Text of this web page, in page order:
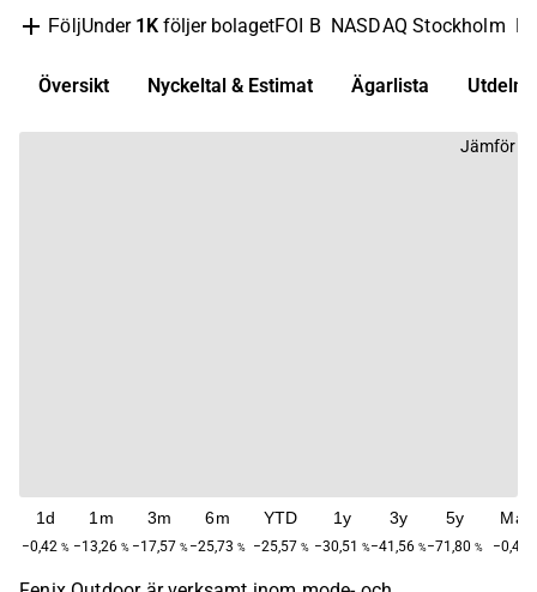
FöljUnder 1K följer bolagetFOI B NASDAQ Stockholm
Översikt Nyckeltal & Estimat Ägarlista
Jämför
1d
−0,42 %
1m
−13,26 %
3m
−17,57 %
6m
−25,73 %
YTD
−25,57 %
1y
−30,51 %
3y
−41,56 %
5y
−71,80 %
Max
−0,42